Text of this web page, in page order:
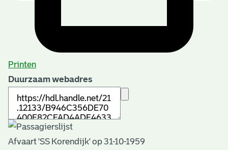
Printen
Duurzaam webadres
Afvaart 'SS Korendijk' op 31-10-1959